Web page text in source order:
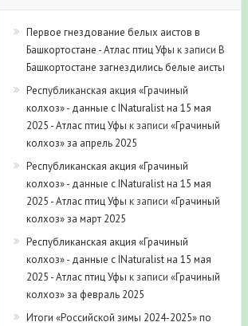
Первое гнездование белых аистов в
Башкортостане - Атлас птиц Уфы к записи В
Башкортостане загнездились белые аисты
Республиканская акция «Грачиный
колхоз» - данные с INaturalist на 15 мая
2025 - Атлас птиц Уфы к записи «Грачиный
колхоз» за апрель 2025
Республиканская акция «Грачиный
колхоз» - данные с INaturalist на 15 мая
2025 - Атлас птиц Уфы к записи «Грачиный
колхоз» за март 2025
Республиканская акция «Грачиный
колхоз» - данные с INaturalist на 15 мая
2025 - Атлас птиц Уфы к записи «Грачиный
колхоз» за февраль 2025
Итоги «Российской зимы 2024-2025» по